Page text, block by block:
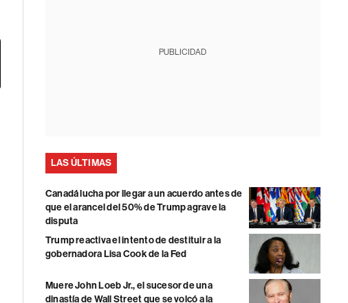
PUBLICIDAD
LAS ÚLTIMAS
Canadá lucha por llegar a un acuerdo antes de
que el arancel del 50% de Trump agrave la
disputa
Trump reactiva el intento de destituir a la
gobernadora Lisa Cook de la Fed
Muere John Loeb Jr., el sucesor de una
dinastía de Wall Street que se volcó a la